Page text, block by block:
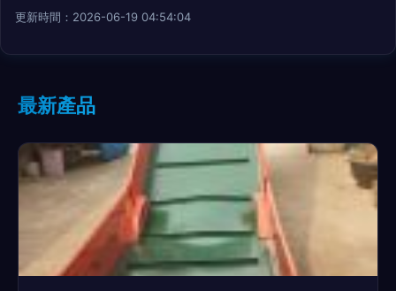
更新時間：2026-06-19 04:54:04
最新產品